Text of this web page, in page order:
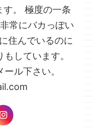
。 極度の一条
常にバカっぽい
住んでいるのに
しています。
ル下さい。